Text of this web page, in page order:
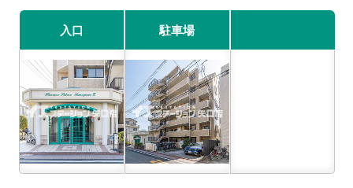
入口 駐車場